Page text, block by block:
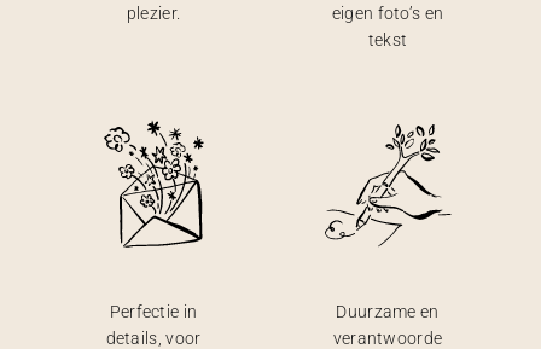
plezier.
eigen foto’s en
tekst
Perfectie in
details, voor
Duurzame en
verantwoorde